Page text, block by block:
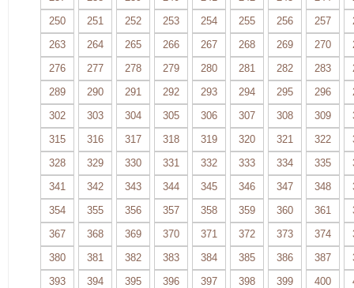
250
251 252 253 254 255 256 257
263
264 265 266 267 268 269 270
276
277 278 279 280 281 282 283
289
290 291 292 293 294 295 296
302
303 304 305 306 307 308 309
315
316 317 318 319 320 321 322
328
329 330 331 332 333 334 335
341
342 343 344 345 346 347 348
354
355 356 357 358 359 360 361
367
368 369 370 371 372 373 374
380
381 382 383 384 385 386 387
393
394 395 396 397 398 399 400